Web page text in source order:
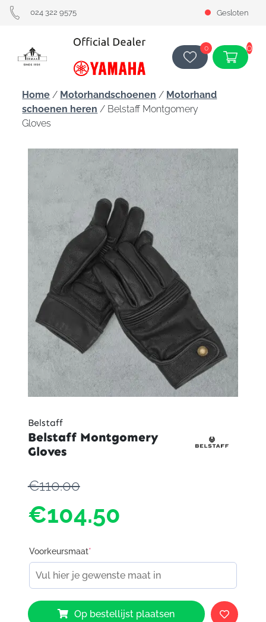
024 322 9575 Gesloten
0 0
Home / Motorhandschoenen / Motorhand
schoenen heren / Belstaff Montgomery
Gloves
Belstaff
Belstaff Montgomery
Gloves
€110.00
€104.50
Voorkeursmaat*
Belstaff
MontgomeryOp bestellijst plaatsen